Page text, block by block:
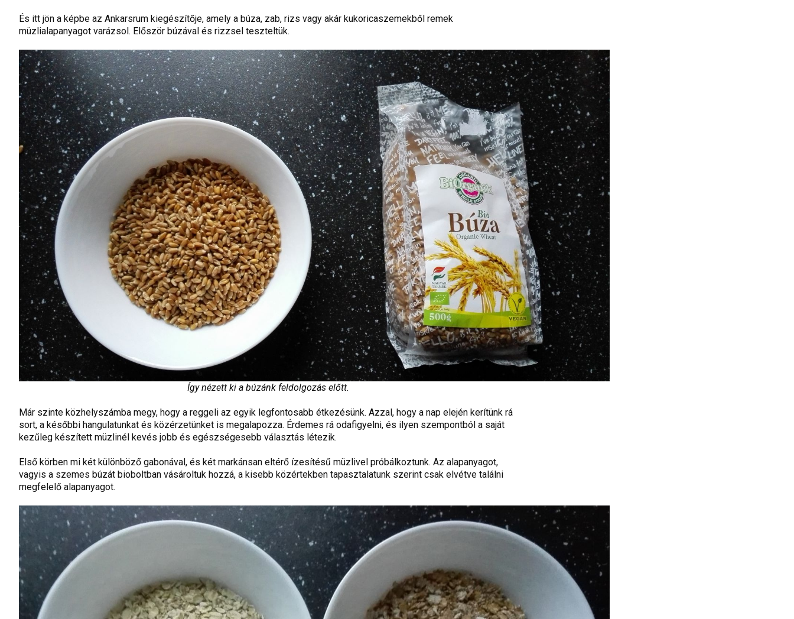
És itt jön a képbe az Ankarsrum kiegészítője, amely a búza, zab, rizs vagy akár kukoricaszemekből remek
müzlialapanyagot varázsol. Először búzával és rizzsel teszteltük.
Így nézett ki a búzánk feldolgozás előtt.
Már szinte közhelyszámba megy, hogy a reggeli az egyik legfontosabb étkezésünk. Azzal, hogy a nap elején kerítünk rá
sort, a későbbi hangulatunkat és közérzetünket is megalapozza. Érdemes rá odafigyelni, és ilyen szempontból a saját
kezűleg készített müzlinél kevés jobb és egészségesebb választás létezik.
Első körben mi két különböző gabonával, és két markánsan eltérő ízesítésű müzlivel próbálkoztunk. Az alapanyagot,
vagyis a szemes búzát bioboltban vásároltuk hozzá, a kisebb közértekben tapasztalatunk szerint csak elvétve találni
megfelelő alapanyagot.